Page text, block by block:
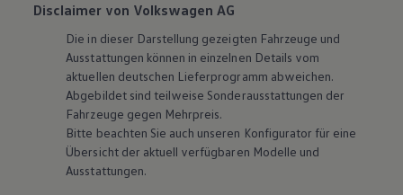
Disclaimer von Volkswagen AG
Die in dieser Darstellung gezeigten Fahrzeuge und
Ausstattungen können in einzelnen Details vom
aktuellen deutschen Lieferprogramm abweichen.
Abgebildet sind teilweise Sonderausstattungen der
Fahrzeuge gegen Mehrpreis.
Bitte beachten Sie auch unseren Konfigurator für eine
Übersicht der aktuell verfügbaren Modelle und
Ausstattungen.